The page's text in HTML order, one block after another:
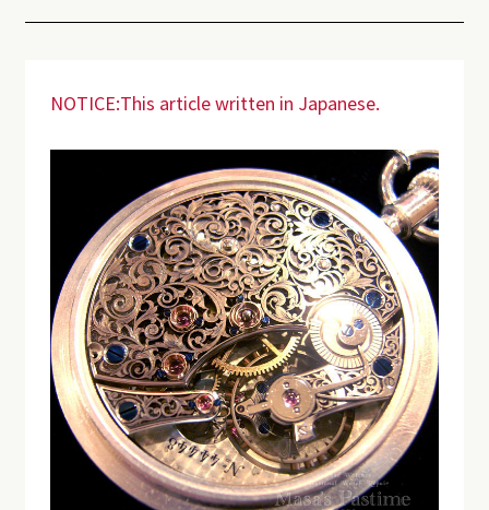
NOTICE:This article written in Japanese.